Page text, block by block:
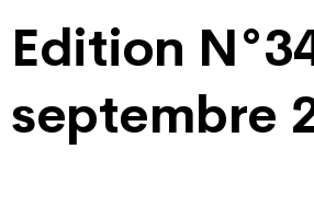
Edition
septembre
Navigation
des
articles